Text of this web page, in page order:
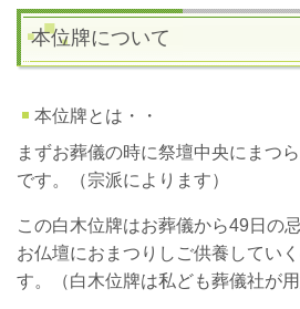
本位牌について
本位牌とは・・
まずお葬儀の時に祭壇中央にまつ
です。（宗派によります）
この白木位牌はお葬儀から49日の
お仏壇におまつりしご供養してい
す。（白木位牌は私ども葬儀社が用